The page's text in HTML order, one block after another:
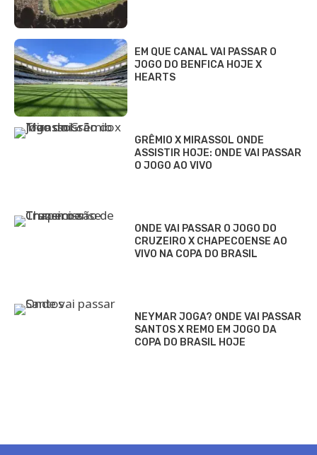
EM QUE CANAL VAI PASSAR O
JOGO DO BENFICA HOJE X
HEARTS
GRÊMIO X MIRASSOL ONDE
ASSISTIR HOJE: ONDE VAI PASSAR
O JOGO AO VIVO
ONDE VAI PASSAR O JOGO DO
CRUZEIRO X CHAPECOENSE AO
VIVO NA COPA DO BRASIL
NEYMAR JOGA? ONDE VAI PASSAR
SANTOS X REMO EM JOGO DA
COPA DO BRASIL HOJE